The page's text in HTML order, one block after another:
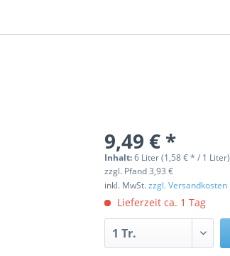
9,49 € *
Inhalt:6 Liter (1,58 € * / 1 Liter)
zzgl. Pfand 3,93 €
inkl. MwSt.zzgl. Versandkosten
Lieferzeit ca. 1 Tag